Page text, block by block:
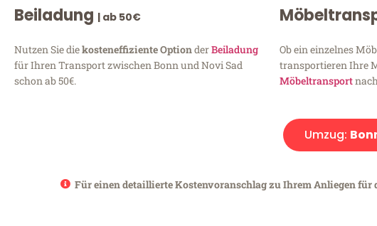
Beiladung | ab 50€
Nutzen Sie diekosteneffiziente OptionderBeiladung
für Ihren Transport zwischen Bonn und Novi Sad
schon ab 50€.
Ob ein einzelnes
transportieren Ihre
Möbeltransport
Umzug:
Für einen detaillierte Kostenvoranschlag zu Ihrem Anliegen